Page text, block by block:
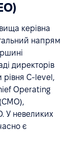
керівна
напрям
директорів
рівня C-level,
Operating
У невеликих
є